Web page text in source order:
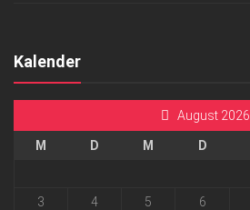
Kalender
August 2026
M D M D
3
4 5 6